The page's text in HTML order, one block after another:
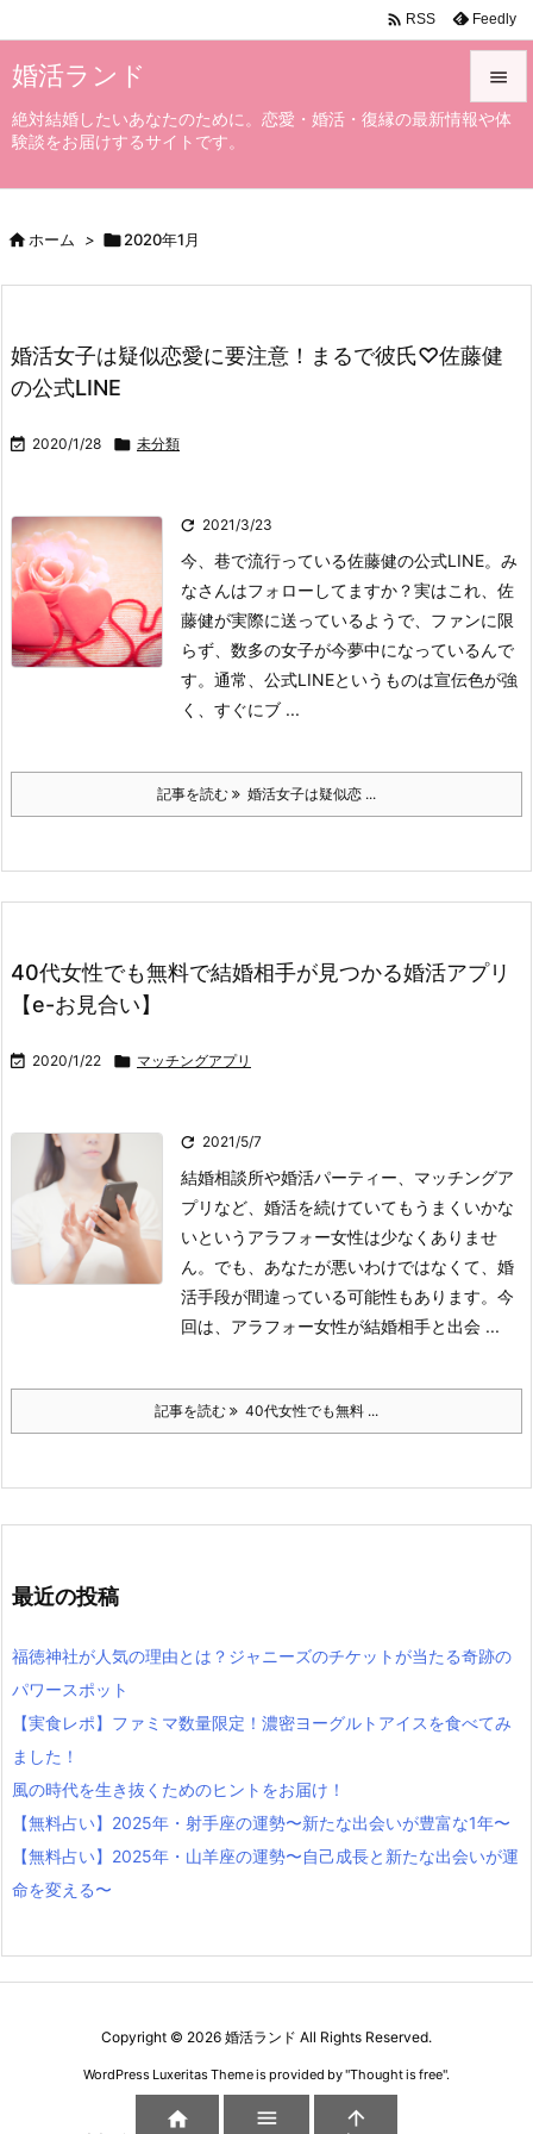
婚活ランド
絶対結婚したいあなたのために。恋愛・婚活・復縁の最新情報や体
験談をお届けするサイトです。




 RSS Feedly
ホーム > 2020年1月
婚活女子は疑似恋愛に要注意！まるで彼氏♡佐藤健
の公式LINE
 2020/1/28  未分類
 2021/3/23
今、巷で流行っている佐藤健の公式LINE。み
なさんはフォローしてますか？実はこれ、佐
藤健が実際に送っているようで、ファンに限
らず、数多の女子が今夢中になっているんで
す。 通常、公式LINEというものは宣伝色が強
く、すぐにブ ...
記事を読む 婚活女子は疑似恋 ...
40代女性でも無料で結婚相手が見つかる婚活アプリ
【e-お見合い】
 2020/1/22  マッチングアプリ
 2021/5/7
結婚相談所や婚活パーティー、マッチングア
プリなど、婚活を続けていてもうまくいかな
いというアラフォー女性は少なくありませ
ん。でも、あなたが悪いわけではなくて、婚
活手段が間違っている可能性もあります。今
回は、アラフォー女性が結婚相手と出会 ...
記事を読む 40代女性でも無料 ...
最近の投稿
福徳神社が人気の理由とは？ジャニーズのチケットが当たる奇跡の
パワースポット
【実食レポ】ファミマ数量限定！濃密ヨーグルトアイスを食べてみ
ました！
風の時代を生き抜くためのヒントをお届け！
【無料占い】2025年・射手座の運勢〜新たな出会いが豊富な1年〜
【無料占い】2025年・山羊座の運勢〜自己成長と新たな出会いが運
命を変える〜
Copyright © 2026 婚活ランド All Rights Reserved.
WordPress Luxeritas Theme is provided by "Thought is free".
  